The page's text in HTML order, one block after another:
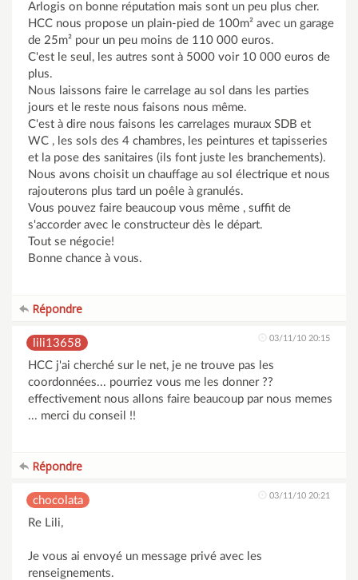
Arlogis on bonne réputation mais sont un peu plus cher.
HCC nous propose un plain-pied de 100m² avec un garage
de 25m² pour un peu moins de 110 000 euros.
C'est le seul, les autres sont à 5000 voir 10 000 euros de
plus.
Nous laissons faire le carrelage au sol dans les parties
jours et le reste nous faisons nous même.
C'est à dire nous faisons les carrelages muraux SDB et
WC , les sols des 4 chambres, les peintures et tapisseries
et la pose des sanitaires (ils font juste les branchements).
Nous avons choisit un chauffage au sol électrique et nous
rajouterons plus tard un poêle à granulés.
Vous pouvez faire beaucoup vous même , suffit de
s'accorder avec le constructeur dès le départ.
Tout se négocie!
Bonne chance à vous.
Répondre
lili13658 03/11/10 20:15
HCC j'ai cherché sur le net, je ne trouve pas les
coordonnées... pourriez vous me les donner ??
effectivement nous allons faire beaucoup par nous memes
... merci du conseil !!
Répondre
chocolata 03/11/10 20:21
Re Lili,
Je vous ai envoyé un message privé avec les
renseignements.